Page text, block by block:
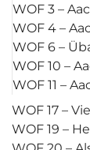
WOF 3 –
WOF 4 –
WOF 6 –
WOF 10 –
WOF 11 –
WOF 17 –
WOF 19 –